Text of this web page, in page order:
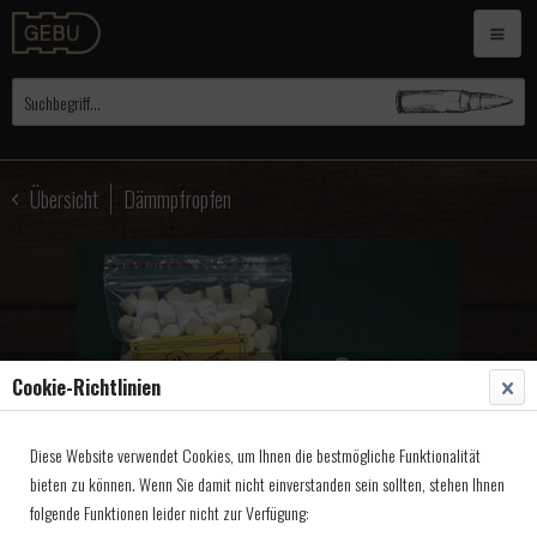
Übersicht Dämmpfropfen
Cookie-Richtlinien
Diese Website verwendet Cookies, um Ihnen die bestmögliche Funktionalität
bieten zu können. Wenn Sie damit nicht einverstanden sein sollten, stehen Ihnen
folgende Funktionen leider nicht zur Verfügung: